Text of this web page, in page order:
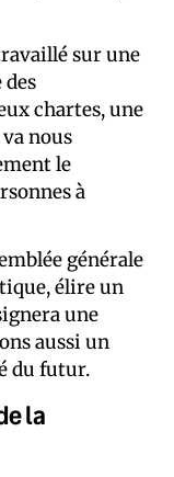
sur une
des
chartes, une
nous
le
à
générale
élire un
une
aussi un
du futur.
la